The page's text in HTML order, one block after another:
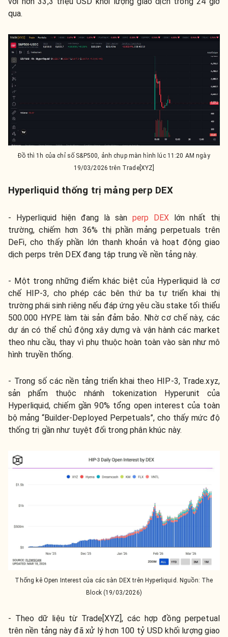
qua.
Đồ thì 1h của chỉ số S&P500, ảnh chụp màn hình lúc 11:20 AM ngày
19/03/2026 trên Trade[XYZ]
Hyperliquid thống trị mảng perp DEX
- Hyperliquid hiện đang là sàn perp DEX lớn nhất thị
trường, chiếm hơn 36% thị phần mảng perpetuals trên
DeFi, cho thấy phần lớn thanh khoản và hoạt động giao
dịch perps trên DEX đang tập trung về nền tảng này.
- Một trong những điểm khác biệt của Hyperliquid là cơ
chế HIP-3, cho phép các bên thứ ba tự triển khai thị
trường phái sinh riêng nếu đáp ứng yêu cầu stake tối thiểu
500.000 HYPE làm tài sản đảm bảo. Nhờ cơ chế này, các
dự án có thể chủ động xây dựng và vận hành các market
theo nhu cầu, thay vì phụ thuộc hoàn toàn vào sàn như mô
hình truyền thống.
- Trong số các nền tảng triển khai theo HIP-3, Trade.xyz,
sản phẩm thuộc nhánh tokenization Hyperunit của
Hyperliquid, chiếm gần 90% tổng open interest của toàn
bộ mảng “Builder-Deployed Perpetuals”, cho thấy mức độ
thống trị gần như tuyệt đối trong phân khúc này.
Thống kê Open Interest của các sàn DEX trên Hyperliquid. Nguồn: The
Block (19/03/2026)
- Theo dữ liệu từ Trade[XYZ], các hợp đồng perpetual
trên nền tảng này đã xử lý hơn 100 tỷ USD khối lượng giao